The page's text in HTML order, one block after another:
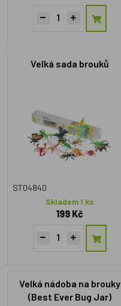
Velká sada brouků
ST04840
Skladem 1 ks
199 Kč
Velká nádoba na brouky
(Best Ever Bug Jar)